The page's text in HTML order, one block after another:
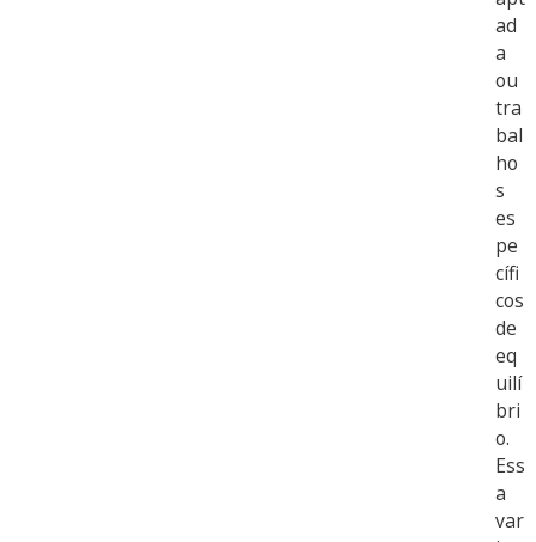
ad
a
ou
tra
bal
ho
s
es
pe
cífi
cos
de
eq
uilí
bri
o.
Ess
a
var